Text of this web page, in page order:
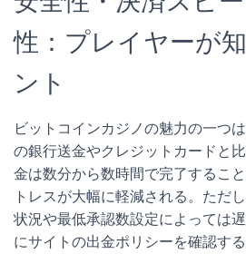
性：プレイヤーが
ント
ビットコインカジノの魅力の一つは
の銀行送金やクレジットカードと
金は数分から数時間で完了するこ
トレスが大幅に軽減される。ただ
状況や最低承認数設定によっては
にサイトの出金ポリシーを確認する